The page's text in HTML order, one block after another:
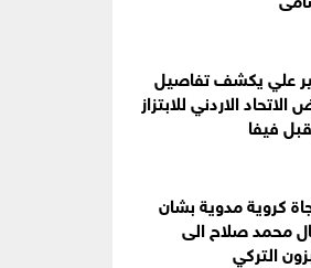
علي يكشف تفاصيل
الاردني للابتزاز
فيفا
كروية مدوية بشان
محمد صلاح الى
التركي